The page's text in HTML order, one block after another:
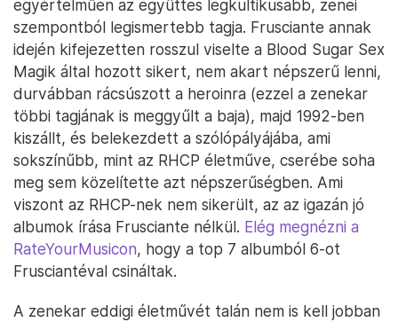
egyértelműen az együttes legkultikusabb, zenei
szempontból legismertebb tagja. Frusciante annak
idején kifejezetten rosszul viselte a Blood Sugar Sex
Magik által hozott sikert, nem akart népszerű lenni,
durvábban rácsúszott a heroinra (ezzel a zenekar
többi tagjának is meggyűlt a baja), majd 1992-ben
kiszállt, és belekezdett a szólópályájába, ami
sokszínűbb, mint az RHCP életműve, cserébe soha
meg sem közelítette azt népszerűségben. Ami
viszont az RHCP-nek nem sikerült, az az igazán jó
albumok írása Frusciante nélkül. Elég megnézni a
RateYourMusicon, hogy a top 7 albumból 6-ot
Frusciantéval csináltak.
A zenekar eddigi életművét talán nem is kell jobban